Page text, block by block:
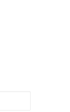
ulusunun
İbraniler
yani ilahi
tanıtılır.